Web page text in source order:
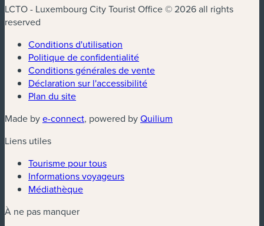
LCTO - Luxembourg City Tourist Office © 2026 all rights
reserved
Conditions d'utilisation
Politique de confidentialité
Conditions générales de vente
Déclaration sur l'accessibilité
Plan du site
Made bye-connect(nouvelle fenêtre)
, powered byQuilium
Liens utiles
Tourisme pour tous
Informations voyageurs
Médiathèque
À ne pas manquer